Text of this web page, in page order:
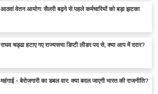
आठवां वेतन आयोग: सैलरी बढ़ने से पहले कर्मचारियों को बड़ा झटका
राघव चड्ढा हटाए गए राज्यसभा डिप्टी लीडर पद से, क्या आप में दरार?
महंगाई - बेरोजगारी का डबल वार: क्या बदल जाएगी भारत की राजनीति?